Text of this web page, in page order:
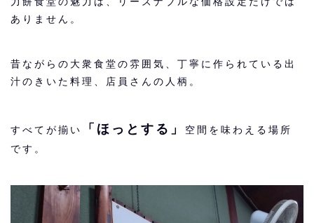
ありません。
昔ながらの大衆食堂の雰囲気、丁寧に作られている出
汁のきいた料理、店員さんの人柄。
すべてが揃い 「ほっとする」
空間を味わえる場所
です。